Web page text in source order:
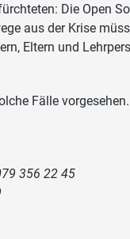
Die Open
aus der Krise
Eltern und
Fälle
356 22 45